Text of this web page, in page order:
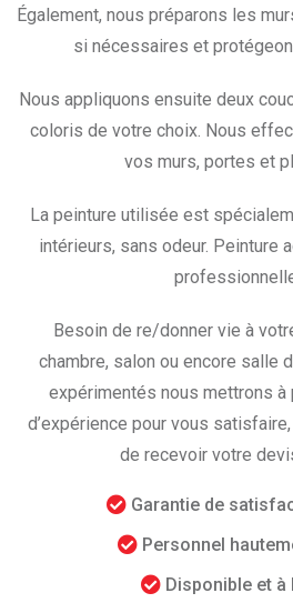
Également, nous préparons les
si nécessaires et
Nous appliquons ensuite deux
coloris de votre choix. Nous
vos murs, portes et
La peinture utilisée est
intérieurs, sans odeur. Peinture
Besoin de re/donner vie à
chambre, salon ou encore salle
expérimentés nous mettrons à
d’expérience pour vous
de recevoir votre
Garantie de
Personnel
Disponible et